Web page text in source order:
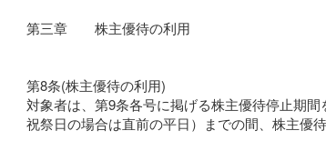
第三章 株主優待の利用
第8条(株主優待の利用)
対象者は、第9条各号に掲げる株主優待停止期
祝祭日の場合は直前の平日）までの間、株主優待